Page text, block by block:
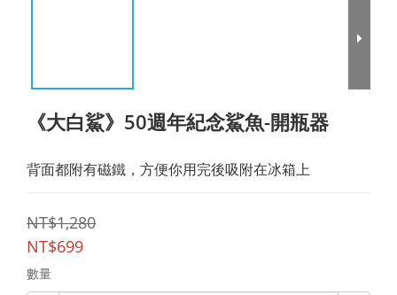
《大白鯊》50週年紀念鯊魚-開瓶器
背面都附有磁鐵，方便你用完後吸附在冰箱上
NT$1,280
NT$699
數量